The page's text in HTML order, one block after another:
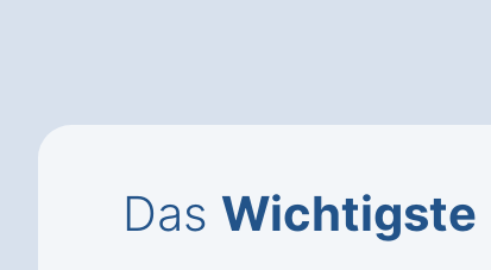
Das Wichtigste